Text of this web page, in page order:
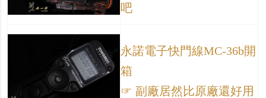
吧
永諾電子快門線MC-36b開
箱
☞ 副廠居然比原廠還好用